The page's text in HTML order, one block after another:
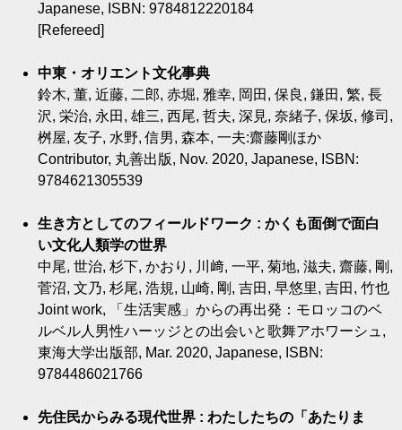
Japanese, ISBN: 9784812220184
[Refereed]
中東・オリエント文化事典
鈴木, 董, 近藤, 二郎, 赤堀, 雅幸, 岡田, 保良, 鎌田, 繁, 長
沢, 栄治, 永田, 雄三, 西尾, 哲夫, 深見, 奈緒子, 保坂, 修司,
桝屋, 友子, 水野, 信男, 森本, 一夫:齋藤剛ほか
Contributor, 丸善出版, Nov. 2020, Japanese, ISBN:
9784621305539
生き方としてのフィールドワーク : かくも面倒で面白
い文化人類学の世界
中尾, 世治, 杉下, かおり, 川﨑, 一平, 菊地, 滋夫, 齋藤, 剛,
菅沼, 文乃, 杉尾, 浩規, 山崎, 剛, 吉田, 早悠里, 吉田, 竹也
Joint work, 「生活実感」からの再出発：モロッコのベ
ルベル人男性ハーッジとの出会いと歌舞アホワーシュ,
東海大学出版部, Mar. 2020, Japanese, ISBN:
9784486021766
先住民からみる現代世界 : わたしたちの「あたりま